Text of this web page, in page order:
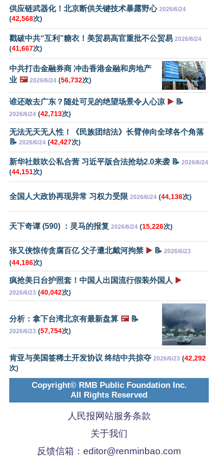
供应链武器化！北京断供关键技术暴露野心 2026/6/24
(42,568次)
戳破中共“互利”糖衣！美贸易高官重批不公贸易 2026/6/24
(41,667次)
中共打击金融券商 冲击香港金融和房地产
业 🖼️ 2026/6/24 (56,732次)
谁还敢去广东？随处可见的绝望场景令人心凉 ▶️ 📝
2026/6/24 (42,713次)
无法无天无人性！《民族团结法》长臂伸向全球各个角落
📝 2026/6/24 (42,427次)
新华社鼓吹公私合营 习近平版合法抢劫2.0来袭 📝 2026/6/24
(44,151次)
全国人大政协再现异常 习权力受限 2026/6/24 (44,136次)
天下奇谭 (590) ：灵马的报复 2026/6/24 (15,226次)
张又侠惊传贪腐百亿 父子遭北戴河拘禁 ▶️ 📝 2026/6/23
(44,186次)
疯抢美日台护照套！中国人出国流行假装外国人 ▶️
2026/6/23 (40,042次)
分析：拿下台湾北京有最新盘算 🖼️📝
2026/6/23 (57,754次)
肯亚与美国签稀土开发协议 终结中共掠夺 2026/6/23 (42,292
次)
Copyright© RMB Public Foundation Inc.
All Rights Reserved
人民报网站服务条款
关于我们
反馈信箱： editor@renminbao.com